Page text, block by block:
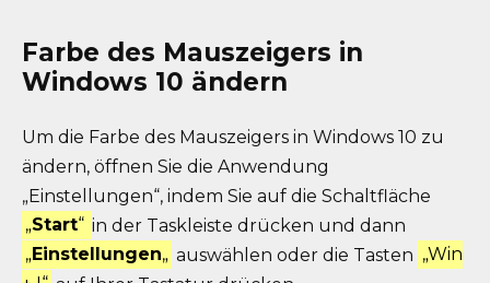
Farbe des Mauszeigers in
Windows 10 ändern
Um die Farbe des Mauszeigers in Windows 10 zu
ändern, öffnen Sie die Anwendung
„Einstellungen“, indem Sie auf die Schaltfläche
„Start“ in der Taskleiste drücken und dann
„Einstellungen„ auswählen oder die Tasten „Win